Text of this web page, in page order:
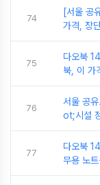
74
[서울 공
가격, 장
75
다오북
북, 이 가
76
서울 공
ot;시설
77
다오북
무용 노